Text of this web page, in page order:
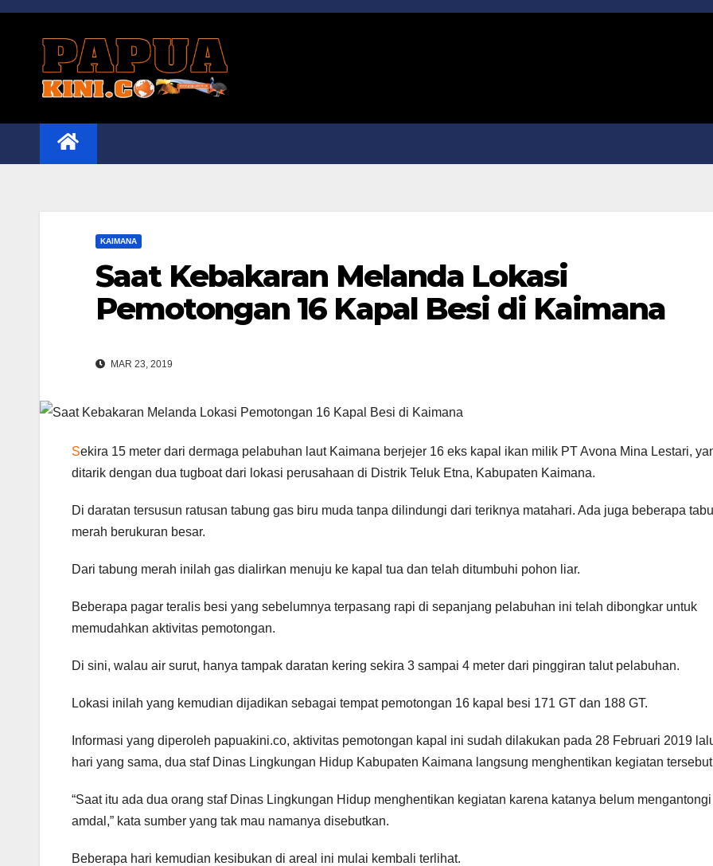
Skip
KAIMANA
Saat Kebakaran Melanda Lokasi
Pemotongan 16 Kapal Besi di Kaimana
MAR 23, 2019
Sekira 15 meter dari dermaga pelabuhan laut Kaimana berjejer 16 eks kapal ikan milik PT Avona Mina Lestari,
ditarik dengan dua tugboat dari lokasi perusahaan di Distrik Teluk Etna, Kabupaten Kaimana.
Di daratan tersusun ratusan tabung gas biru muda tanpa dilindungi dari teriknya matahari. Ada juga beberapa
merah berukuran besar.
Dari tabung merah inilah gas dialirkan menuju ke kapal tua dan telah ditumbuhi pohon liar.
Beberapa pagar teralis besi yang sebelumnya terpasang rapi di sepanjang pelabuhan ini telah dibongkar untuk
memudahkan aktivitas pemotongan.
Di sini, walau air surut, hanya tampak daratan kering sekira 3 sampai 4 meter dari pinggiran talut pelabuhan.
Lokasi inilah yang kemudian dijadikan sebagai tempat pemotongan 16 kapal besi 171 GT dan 188 GT.
Informasi yang diperoleh papuakini.co, aktivitas pemotongan kapal ini sudah dilakukan pada 28 Februari 2019
hari yang sama, dua staf Dinas Lingkungan Hidup Kabupaten Kaimana langsung menghentikan kegiatan
“Saat itu ada dua orang staf Dinas Lingkungan Hidup menghentikan kegiatan karena katanya belum
amdal,” kata sumber yang tak mau namanya disebutkan.
Beberapa hari kemudian kesibukan di areal ini mulai kembali terlihat.